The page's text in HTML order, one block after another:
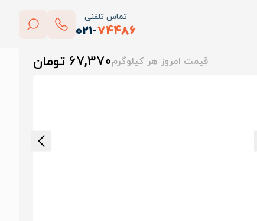
تماس تلفنی
021-74486
قیمت امروز هر کیلوگرم67,370 تومان